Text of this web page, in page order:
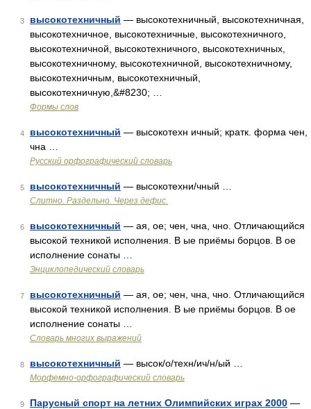
3 высокотехничный — высокотехничный, высокотехничная,
высокотехничное, высокотехничные, высокотехничного,
высокотехничной, высокотехничного, высокотехничных,
высокотехничному, высокотехничной, высокотехничному,
высокотехничным, высокотехничный,
высокотехничную,&#8230; …
Формы слов
4 высокотехничный — высокотехн ичный; кратк. форма чен,
чна …
Русский орфографический словарь
5 высокотехничный — высокотехни/чный …
Слитно. Раздельно. Через дефис.
6 высокотехничный — ая, ое; чен, чна, чно. Отличающийся
высокой техникой исполнения. В ые приёмы борцов. В ое
исполнение сонаты …
Энциклопедический словарь
7 высокотехничный — ая, ое; чен, чна, чно. Отличающийся
высокой техникой исполнения. В ые приёмы борцов. В ое
исполнение сонаты …
Словарь многих выражений
8 высокотехничный — высок/о/техн/ич/н/ый …
Морфемно-орфографический словарь
9 Парусный спорт на летних Олимпийских играх 2000 —